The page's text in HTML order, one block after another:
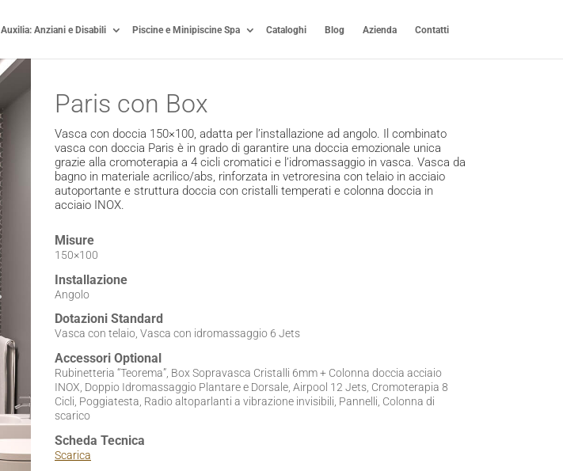
Auxilia: Anziani e Disabili Piscine e Minipiscine Spa Cataloghi Blog Azienda Contatti
Paris con Box
Vasca con doccia 150×100, adatta per l’installazione ad angolo. Il combinato
vasca con doccia Paris è in grado di garantire una doccia emozionale unica
grazie alla cromoterapia a 4 cicli cromatici e l’idromassaggio in vasca. Vasca da
bagno in materiale acrilico/abs, rinforzata in vetroresina con telaio in acciaio
autoportante e struttura doccia con cristalli temperati e colonna doccia in
acciaio INOX.
Misure
150×100
Installazione
Angolo
Dotazioni Standard
Vasca con telaio, Vasca con idromassaggio 6 Jets
Accessori Optional
Rubinetteria “Teorema”, Box Sopravasca Cristalli 6mm + Colonna doccia acciaio
INOX, Doppio Idromassaggio Plantare e Dorsale, Airpool 12 Jets, Cromoterapia 8
Cicli, Poggiatesta, Radio altoparlanti a vibrazione invisibili, Pannelli, Colonna di
scarico
Scheda Tecnica
Scarica